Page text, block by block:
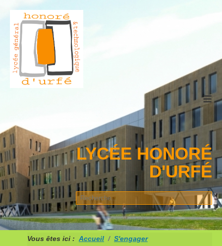
≡
LYCÉE HONORÉ
D'URFÉ
Vous êtes ici : Accueil
S'engager